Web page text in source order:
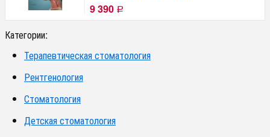
9 390 Р
Категории:
Терапевтическая стоматология
Рентгенология
Стоматология
Детская стоматология